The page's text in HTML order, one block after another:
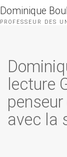
Dominique
PROFESSEUR DES
lecture
avec la